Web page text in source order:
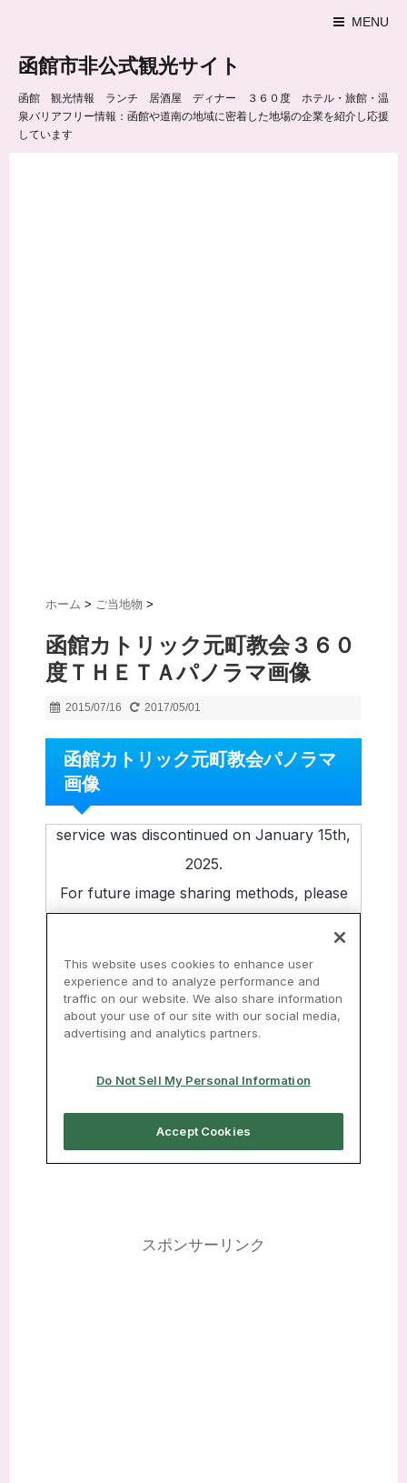
MENU
函館市非公式観光サイト
函館 観光情報 ランチ 居酒屋 ディナー ３６０度 ホテル・旅館・温
泉バリアフリー情報：函館や道南の地域に密着した地場の企業を紹介し応援
しています
ホーム > ご当地物 >
函館カトリック元町教会３６０
度ＴＨＥＴＡパノラマ画像
2015/07/16 2017/05/01
函館カトリック元町教会パノラマ
画像
スポンサーリンク